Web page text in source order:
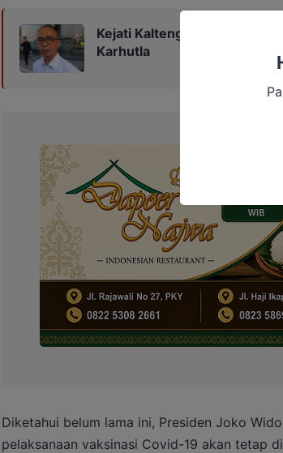
Kejati Kalteng Imbau Warga
Karhutla
Diketahui belum lama ini, Presiden Joko
pelaksanaan vaksinasi Covid-19 akan tetap